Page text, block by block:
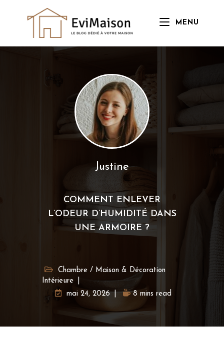
MENU
Justine
COMMENT ENLEVER
L’ODEUR D’HUMIDITÉ DANS
UNE ARMOIRE ?
Chambre / Maison & Décoration
Intérieure
mai 24, 2026
8 mins read